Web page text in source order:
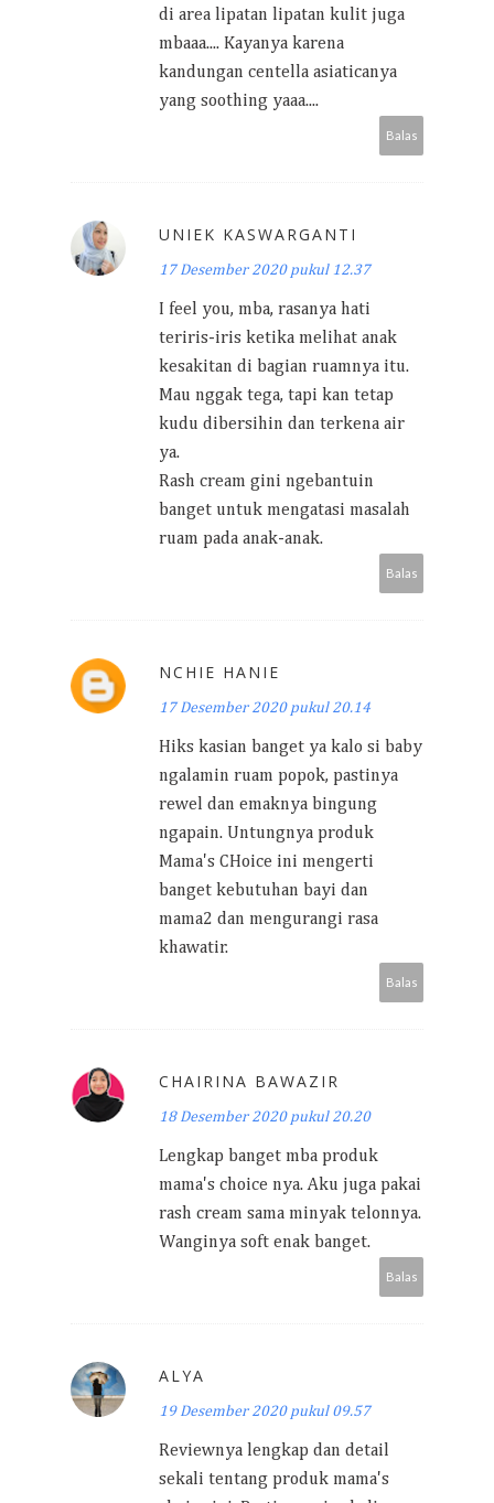
di area lipatan lipatan kulit juga
mbaaa.... Kayanya karena
kandungan centella asiaticanya
yang soothing yaaa....
Balas
UNIEK KASWARGANTI
17 Desember 2020 pukul 12.37
I feel you, mba, rasanya hati
teriris-iris ketika melihat anak
kesakitan di bagian ruamnya itu.
Mau nggak tega, tapi kan tetap
kudu dibersihin dan terkena air
ya.
Rash cream gini ngebantuin
banget untuk mengatasi masalah
ruam pada anak-anak.
Balas
NCHIE HANIE
17 Desember 2020 pukul 20.14
Hiks kasian banget ya kalo si baby
ngalamin ruam popok, pastinya
rewel dan emaknya bingung
ngapain. Untungnya produk
Mama's CHoice ini mengerti
banget kebutuhan bayi dan
mama2 dan mengurangi rasa
khawatir.
Balas
CHAIRINA BAWAZIR
18 Desember 2020 pukul 20.20
Lengkap banget mba produk
mama's choice nya. Aku juga pakai
rash cream sama minyak telonnya.
Wanginya soft enak banget.
Balas
ALYA
19 Desember 2020 pukul 09.57
Reviewnya lengkap dan detail
sekali tentang produk mama's